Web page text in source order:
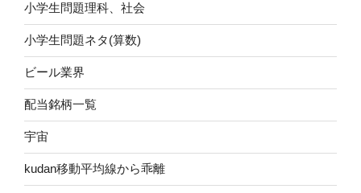
小学生問題理科、社会
小学生問題ネタ(算数)
ビール業界
配当銘柄一覧
宇宙
kudan移動平均線から乖離